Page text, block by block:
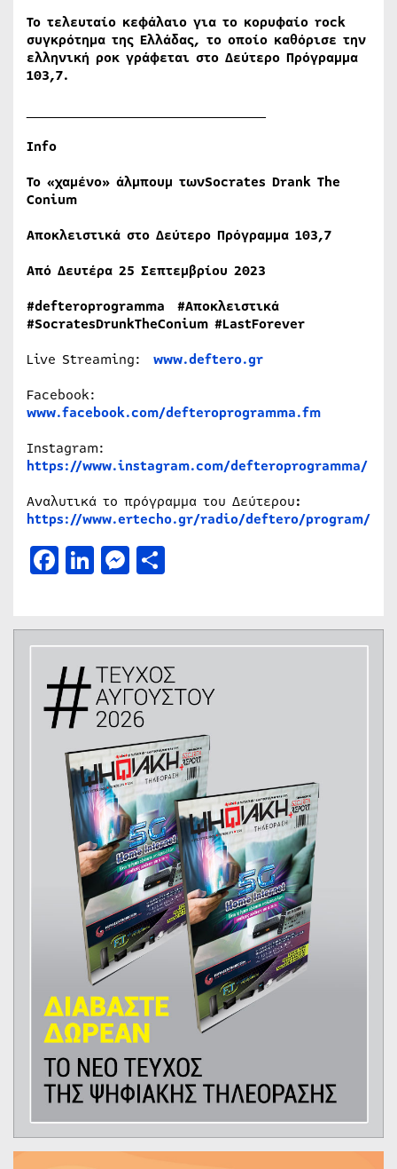
Το τελευταίο κεφάλαιο για το κορυφαίο rock
συγκρότημα της Ελλάδας, το οποίο καθόρισε την
ελληνική ροκ γράφεται στο Δεύτερο Πρόγραμμα
103,7.
Info
Το «χαμένο» άλμπουμ τωνSocrates Drank The
Conium
Αποκλειστικά στο Δεύτερο Πρόγραμμα 103,7
Από Δευτέρα 25 Σεπτεμβρίου 2023
#defteroprogramma #Αποκλειστικά
#SocratesDrunkTheConium #LastForever
Live Streaming: www.deftero.gr
Facebook:
www.facebook.com/defteroprogramma.fm
Instagram:
https://www.instagram.com/defteroprogramma/
Αναλυτικά το πρόγραμμα του Δεύτερου:
https://www.ertecho.gr/radio/deftero/program/
Facebook
LinkedIn
Messenger